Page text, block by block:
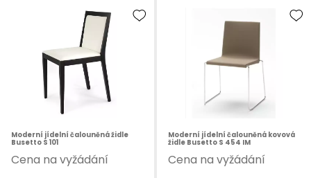
Moderní jídelní čalouněná židle
Busetto S 101
Cena na vyžádání
Moderní jídelní čalouněná kovová
židle Busetto S 454 IM
Cena na vyžádání